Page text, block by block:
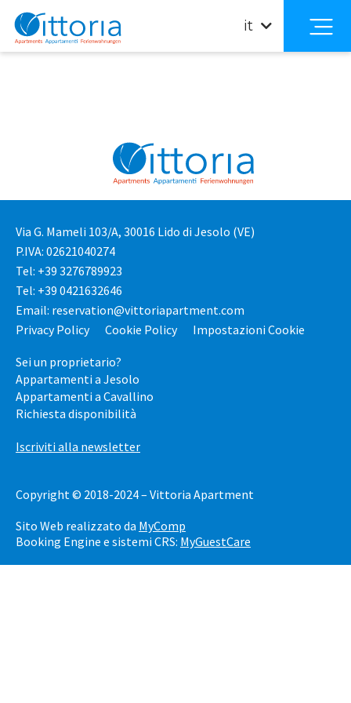
it
Servizio:Zanzariere
Via G. Mameli 103/A, 30016 Lido di Jesolo (VE)
P.IVA: 02621040274
Tel: +39 3276789923
Tel: +39 0421632646
Email: reservation@vittoriapartment.com
Privacy Policy
Cookie Policy Impostazioni Cookie
Sei un proprietario?
Appartamenti a Jesolo
Appartamenti a Cavallino
Richiesta disponibilità
Iscriviti alla newsletter
Copyright © 2018-2024 – Vittoria Apartment
Sito Web realizzato da MyComp
Booking Engine e sistemi CRS: MyGuestCare